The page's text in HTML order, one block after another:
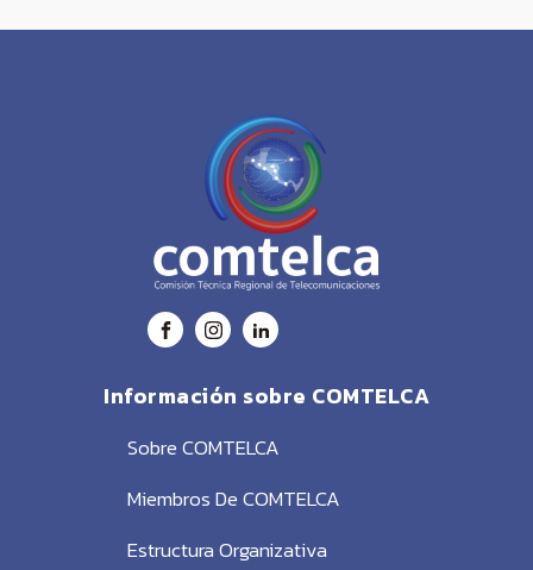
Información sobre COMTELCA
Sobre COMTELCA
Miembros De COMTELCA
Estructura Organizativa